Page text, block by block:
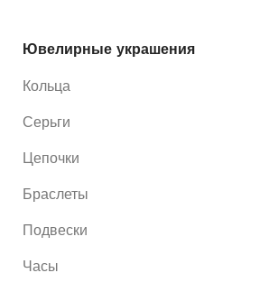
Ювелирные украшения
Кольца
Серьги
Цепочки
Браслеты
Подвески
Часы